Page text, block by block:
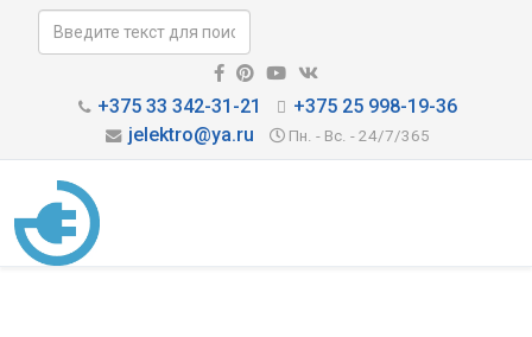
+375 33 342-31-21
+375 25 998-19-36
jelektro@ya.ru
Пн. - Вс. - 24/7/365